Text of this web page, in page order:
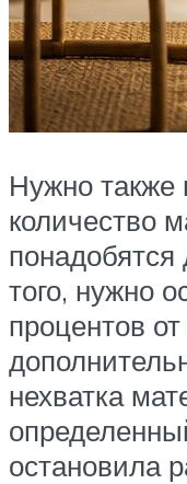
Нужно также
количество
того, нужно
процентов
нехватка
остановила